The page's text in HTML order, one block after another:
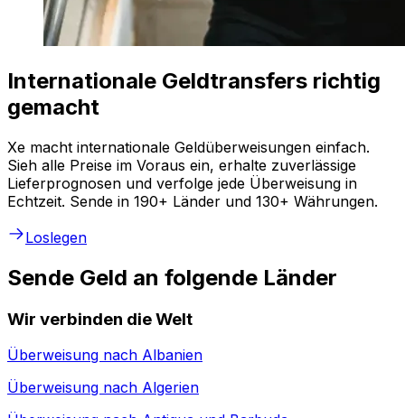
Internationale Geldtransfers richtig
gemacht
Xe macht internationale Geldüberweisungen einfach.
Sieh alle Preise im Voraus ein, erhalte zuverlässige
Lieferprognosen und verfolge jede Überweisung in
Echtzeit. Sende in 190+ Länder und 130+ Währungen.
Loslegen
Sende Geld an folgende Länder
Wir verbinden die Welt
Überweisung nach Albanien
Überweisung nach Algerien